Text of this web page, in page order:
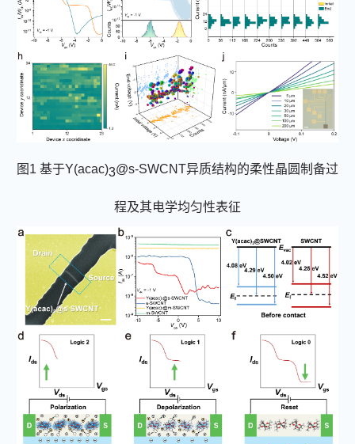
图 1 基于Y(acac)3@s-SWCNT异质结构的柔性晶圆制备过
程及其电学均匀性表征